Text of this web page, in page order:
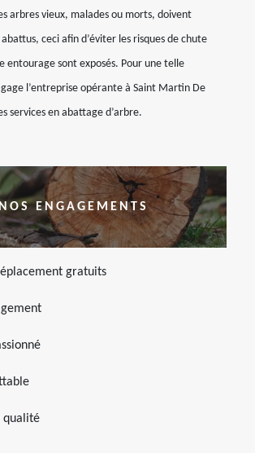
arbres vieux, malades ou morts, doivent
ceci afin d’éviter les risques de chute
entourage sont exposés. Pour une telle
l’entreprise opérante à Saint Martin De
services en abattage d’arbre.
NOS ENGAGEMENTS
gratuits
qualité